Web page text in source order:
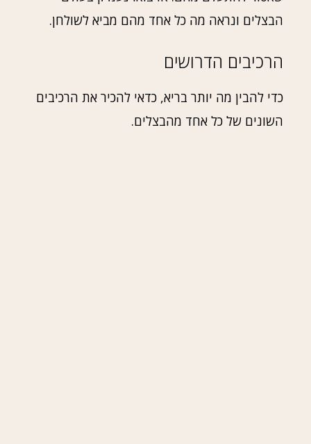
הבצלים ונראה מה כל אחד מהם מביא לשולחן.
הרכיבים הדרושים
כדי להבין מה יותר בריא, כדאי להכיר את הרכיבים
השונים של כל אחד מהבצלים.